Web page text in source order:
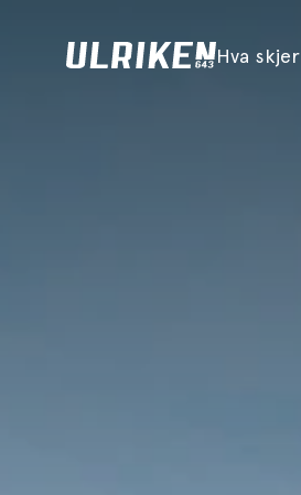
Hva skjer